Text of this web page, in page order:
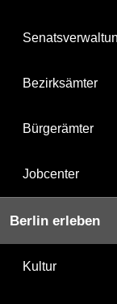
Bezirksämter
Bürgerämter
Jobcenter
Berlin erleben
Kultur